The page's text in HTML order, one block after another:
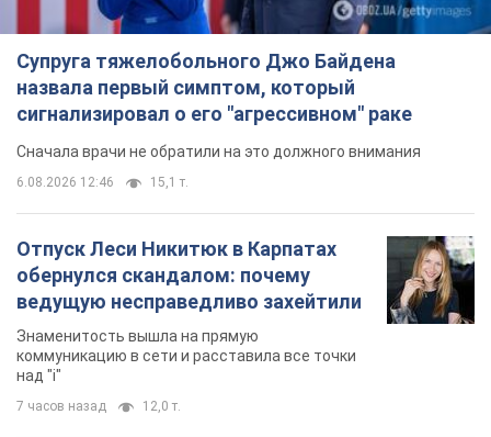
Супруга тяжелобольного Джо Байдена
назвала первый симптом, который
сигнализировал о его "агрессивном" раке
Сначала врачи не обратили на это должного внимания
6.08.2026 12:46 15,1 т.
Отпуск Леси Никитюк в Карпатах
обернулся скандалом: почему
ведущую несправедливо захейтили
Знаменитость вышла на прямую
коммуникацию в сети и расставила все точки
над "i"
7 часов назад 12,0 т.